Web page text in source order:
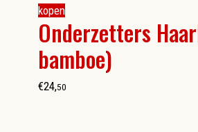
kopen
Onderzetters
bamboe)
€24,50